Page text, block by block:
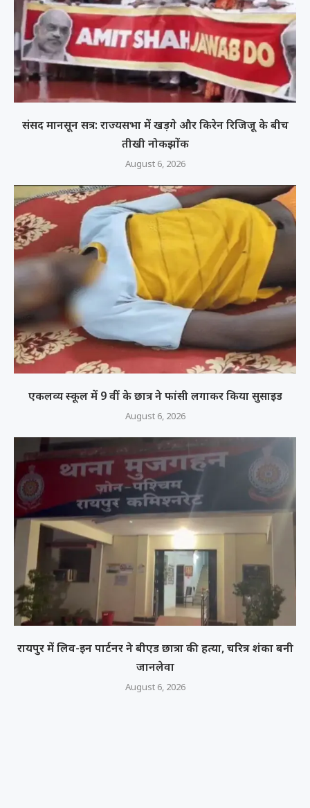
संसद मानसून सत्र: राज्यसभा में खड़गे और किरेन रिजिजू के बीच
तीखी नोकझोंक
August 6, 2026
एकलव्य स्कूल में 9 वीं के छात्र ने फांसी लगाकर किया सुसाइड
August 6, 2026
रायपुर में लिव-इन पार्टनर ने बीएड छात्रा की हत्या, चरित्र शंका बनी
जानलेवा
August 6, 2026